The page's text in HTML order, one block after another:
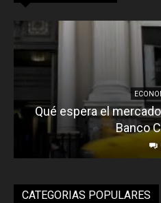
Qué espera el
Banco
CATEGORIAS POPULARES